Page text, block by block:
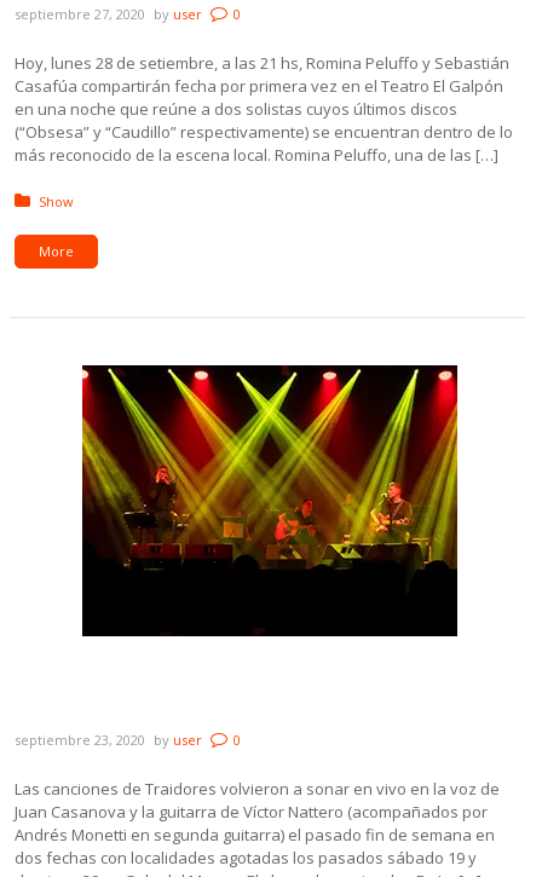
septiembre 27, 2020 by user 0
Hoy, lunes 28 de setiembre, a las 21 hs, Romina Peluffo y Sebastián
Casafúa compartirán fecha por primera vez en el Teatro El Galpón
en una noche que reúne a dos solistas cuyos últimos discos
(“Obsesa” y “Caudillo” respectivamente) se encuentran dentro de lo
más reconocido de la escena local. Romina Peluffo, una de las […]
Posted in:
Show
More
septiembre 23, 2020 by user 0
Las canciones de Traidores volvieron a sonar en vivo en la voz de
Juan Casanova y la guitarra de Víctor Nattero (acompañados por
Andrés Monetti en segunda guitarra) el pasado fin de semana en
dos fechas con localidades agotadas los pasados sábado 19 y